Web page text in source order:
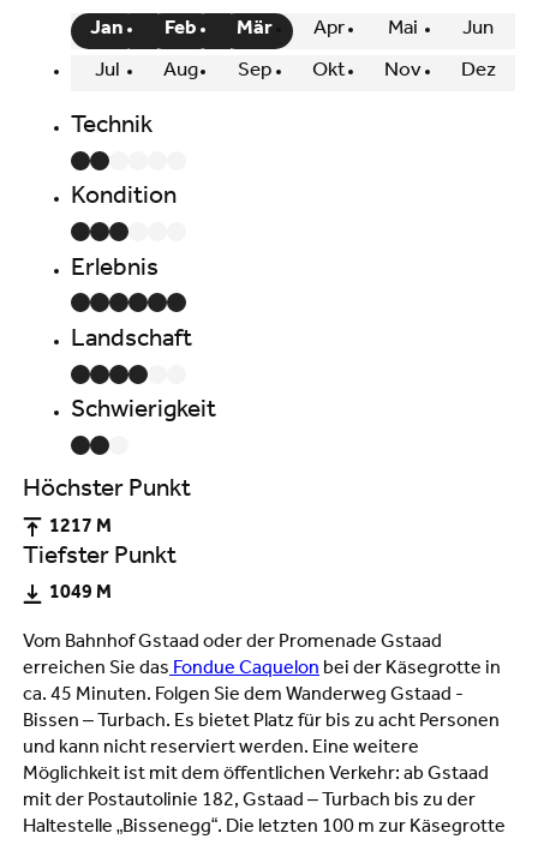
Vom Bahnhof Gstaad oder der Promenade Gstaad
erreichen Sie dasFondue Caquelon bei der Käsegrotte in
ca. 45 Minuten. Folgen Sie dem Wanderweg Gstaad -
Bissen – Turbach. Es bietet Platz für bis zu acht Personen
und kann nicht reserviert werden. Eine weitere
Möglichkeit ist mit dem öffentlichen Verkehr: ab Gstaad
mit der Postautolinie 182, Gstaad – Turbach bis zu der
Haltestelle „Bissenegg“. Die letzten 100 m zur Käsegrotte
Jan Feb Mär Apr Mai Jun
Jul Aug Sep Okt Nov Dez
Technik
Kondition
Erlebnis
Landschaft
Schwierigkeit
Höchster Punkt
1217 M
Tiefster Punkt
1049 M